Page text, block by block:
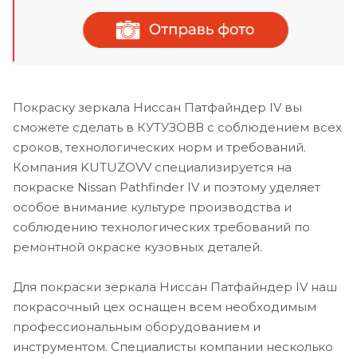
Покраску зеркала Ниссан Патфайндер IV вы
сможете сделать в КУТУЗОВВ с соблюдением всех
сроков, технологических норм и требований.
Компания KUTUZOVV специализируется на
покраске Nissan Pathfinder IV и поэтому уделяет
особое внимание культуре производства и
соблюдению технологических требований по
ремонтной окраске кузовных деталей.
Для покраски зеркала Ниссан Патфайндер IV наш
покрасочный цех оснащен всем необходимым
профессиональным оборудованием и
инструментом. Специалисты компании несколько